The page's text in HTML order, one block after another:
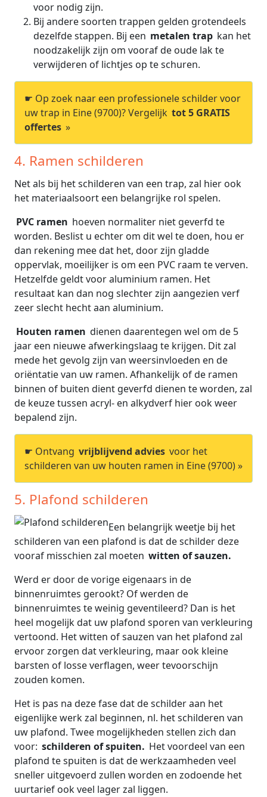
voor nodig zijn.
Bij andere soorten trappen gelden grotendeels
dezelfde stappen. Bij een metalen trap kan het
noodzakelijk zijn om vooraf de oude lak te
verwijderen of lichtjes op te schuren.
☛ Op zoek naar een professionele schilder voor
uw trap in Eine (9700)? Vergelijk tot 5 GRATIS
offertes »
4. Ramen schilderen
Net als bij het schilderen van een trap, zal hier ook
het materiaalsoort een belangrijke rol spelen.
PVC ramen hoeven normaliter niet geverfd te
worden. Beslist u echter om dit wel te doen, hou er
dan rekening mee dat het, door zijn gladde
oppervlak, moeilijker is om een PVC raam te verven.
Hetzelfde geldt voor aluminium ramen. Het
resultaat kan dan nog slechter zijn aangezien verf
zeer slecht hecht aan aluminium.
Houten ramen dienen daarentegen wel om de 5
jaar een nieuwe afwerkingslaag te krijgen. Dit zal
mede het gevolg zijn van weersinvloeden en de
oriëntatie van uw ramen. Afhankelijk of de ramen
binnen of buiten dient geverfd dienen te worden, zal
de keuze tussen acryl- en alkydverf hier ook weer
bepalend zijn.
☛ Ontvang vrijblijvend advies voor het
schilderen van uw houten ramen in Eine (9700) »
5. Plafond schilderen
Een belangrijk weetje bij het
schilderen van een plafond is dat de schilder deze
vooraf misschien zal moeten witten of sauzen.
Werd er door de vorige eigenaars in de
binnenruimtes gerookt? Of werden de
binnenruimtes te weinig geventileerd? Dan is het
heel mogelijk dat uw plafond sporen van verkleuring
vertoond. Het witten of sauzen van het plafond zal
ervoor zorgen dat verkleuring, maar ook kleine
barsten of losse verflagen, weer tevoorschijn
zouden komen.
Het is pas na deze fase dat de schilder aan het
eigenlijke werk zal beginnen, nl. het schilderen van
uw plafond. Twee mogelijkheden stellen zich dan
voor: schilderen of spuiten. Het voordeel van een
plafond te spuiten is dat de werkzaamheden veel
sneller uitgevoerd zullen worden en zodoende het
uurtarief ook veel lager zal liggen.